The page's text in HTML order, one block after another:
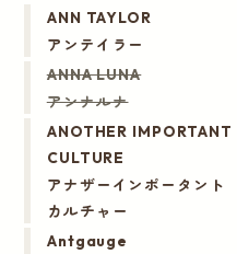
ANN TAYLOR
アンテイラー
ANNA LUNA
アンナルナ
ANOTHER IMPORTANT
CULTURE
アナザーインポータント
カルチャー
Antgauge